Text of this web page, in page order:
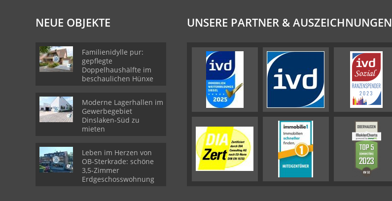
NEUE OBJEKTE
Familienidylle pur:
gepflegte
Doppelhaushälfte im
beschaulichen Hünxe
Moderne Lagerhallen im
Gewerbegebiet
Dinslaken-Süd zu
mieten
Leben im Herzen von
OB-Sterkrade: schöne
3,5-Zimmer
Erdgeschosswohnung
UNSERE PARTNER & AUSZEICHNUNGEN